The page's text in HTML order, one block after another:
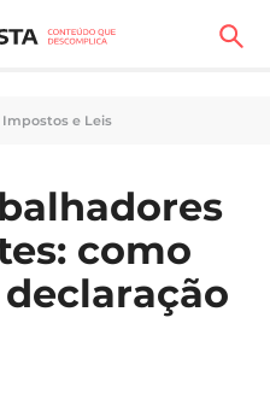
Impostos e Leis
como